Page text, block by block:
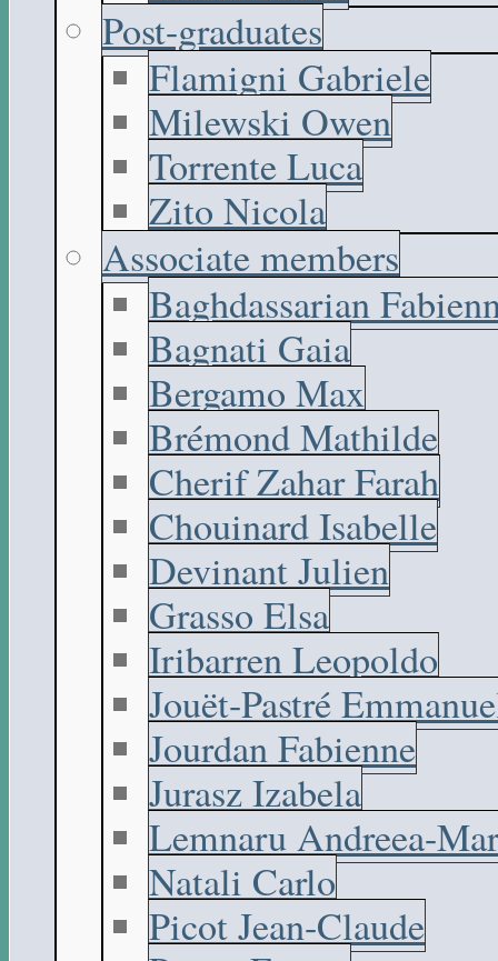
Post-graduates
Flamigni Gabriele
Milewski Owen
Torrente Luca
Zito Nicola
Associate members
Baghdassarian
Bagnati Gaia
Bergamo Max
Brémond Mathilde
Cherif Zahar Farah
Chouinard Isabelle
Devinant Julien
Grasso Elsa
Iribarren Leopoldo
Jouët-Pastré
Jourdan Fabienne
Jurasz Izabela
Lemnaru Andreea-
Natali Carlo
Picot Jean-Claude